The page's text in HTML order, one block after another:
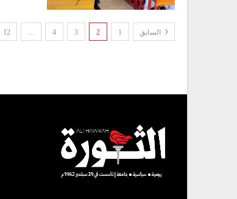
السابق 1
2
3
4
…
12